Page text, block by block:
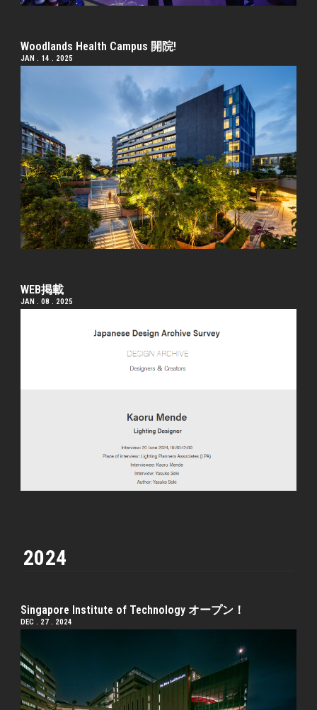
Woodlands Health Campus 開院!
JAN . 14 . 2025
WEB掲載
JAN . 08 . 2025
2024
Singapore Institute of Technology オープン！
DEC . 27 . 2024